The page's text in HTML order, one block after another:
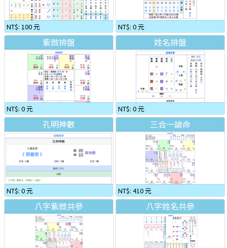
NT$: 100 元 NT$: 0 元
紫微排盤
NT$: 0 元
姓名排盤
NT$: 0 元
孔明神數
NT$: 0 元
三合一論命
NT$: 410 元
八字紫微共參 八字姓名共參